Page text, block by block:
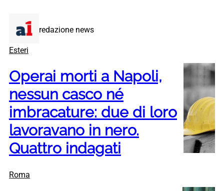
redazione news
Esteri
Operai morti a Napoli,
nessun casco né
imbracature: due di loro
lavoravano in nero.
Quattro indagati
Roma